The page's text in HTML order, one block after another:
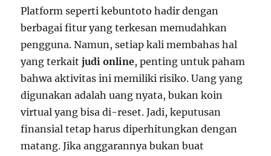
Platform seperti kebuntoto hadir dengan
berbagai fitur yang terkesan memudahkan
pengguna. Namun, setiap kali membahas hal
yang terkaitjudi online, penting untuk paham
bahwa aktivitas ini memiliki risiko. Uang yang
digunakan adalah uang nyata, bukan koin
virtual yang bisa di-reset. Jadi, keputusan
finansial tetap harus diperhitungkan dengan
matang. Jika anggarannya bukan buat